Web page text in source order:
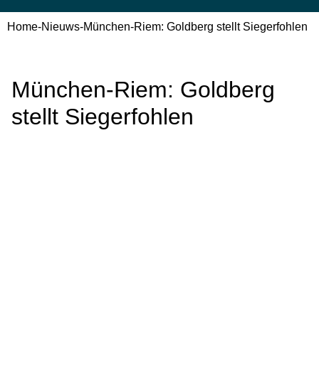
Home-Nieuws-München-Riem: Goldberg stellt Siegerfohlen
München-Riem: Goldberg
stellt Siegerfohlen